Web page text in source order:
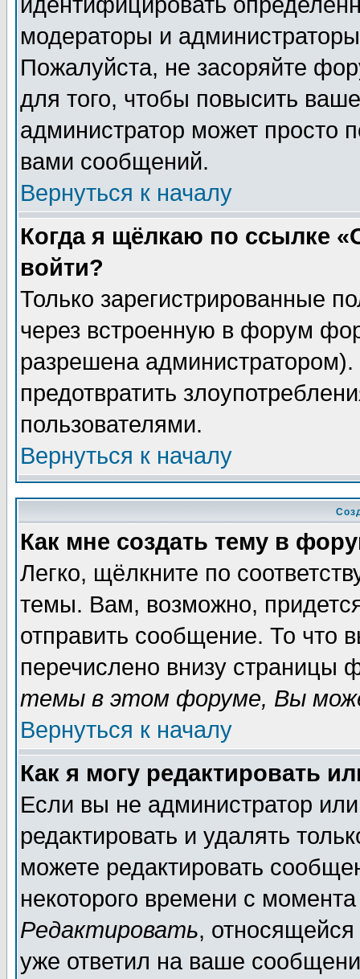
модераторы и
Пожалуйста, не засоряйте
для того, чтобы повысить
администратор может просто
вами сообщений.
Вернуться к началу
Когда я щёлкаю по ссылке
войти?
Только зарегистрированные
через встроенную в форум
разрешена
предотвратить
пользователями.
Вернуться к началу
Как мне создать тему в
Легко, щёлкните по
темы. Вам, возможно,
отправить сообщение. То что
перечислено внизу страницы
темы в этом форуме, Вы
Вернуться к началу
Как я могу редактировать
Если вы не администратор
редактировать и удалять
можете редактировать
некоторого времени с
Редактировать,
уже ответил на ваше